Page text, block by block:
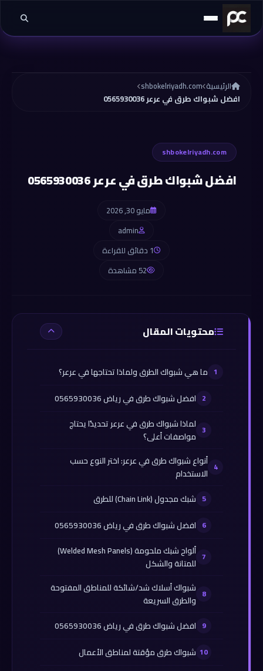
تخطي إلى المحتوى
الرئيسية shbokelriyadh.com
افضل شبواك طرق في عرعر 0565930036
shbokelriyadh.com
افضل شبواك طرق في عرعر 0565930036
مايو 30, 2026
admin
1 دقائق للقراءة
52 مشاهدة
محتويات المقال
ما هي شبواك الطرق ولماذا تحتاجها في عرعر؟
افضل شبواك طرق في رياض 0565930036
لماذا شبواك طرق في عرعر تحديدًا يحتاج
مواصفات أعلى؟
أنواع شبواك طرق في عرعر: اختر النوع حسب
الاستخدام
شبك مجدول (Chain Link) للطرق
افضل شبواك طرق في رياض 0565930036
ألواح شبك ملحومة (Welded Mesh Panels)
للمتانة والشكل
شبواك أسلاك شد/شائكة للمناطق المفتوحة
والطرق السريعة
افضل شبواك طرق في رياض 0565930036
شبواك طرق مؤقتة لمناطق الأعمال